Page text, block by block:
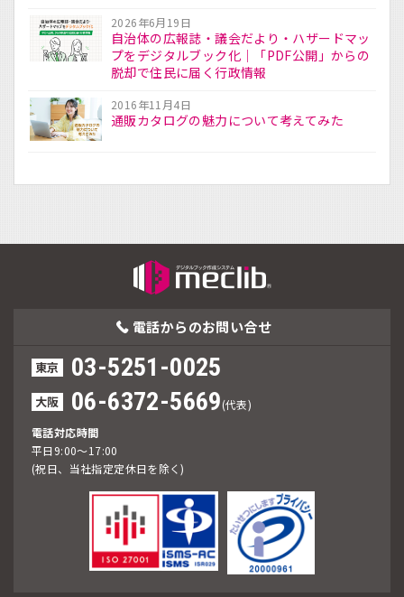
2026年6月19日
自治体の広報誌・議会だより・ハザードマッ
プをデジタルブック化｜「PDF公開」からの
脱却で住民に届く行政情報
2016年11月4日
通販カタログの魅力について考えてみた
電話からのお問い合せ
東京 03-5251-0025
大阪 06-6372-5669(代表)
電話対応時間
平日9:00～17:00
(祝日、当社指定定休日を除く)